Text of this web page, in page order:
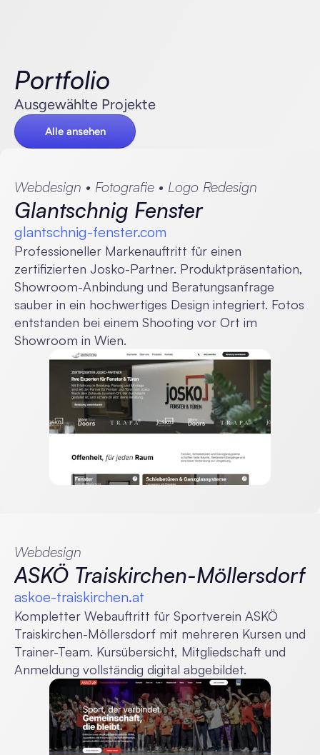
Portfolio
Ausgewählte Projekte
Alle ansehen
Webdesign • Fotografie • Logo Redesign
Glantschnig Fenster
glantschnig-fenster.com
Professioneller Markenauftritt für einen
zertifizierten Josko-Partner. Produktpräsentation,
Showroom-Anbindung und Beratungsanfrage
sauber in ein hochwertiges Design integriert. Fotos
entstanden bei einem Shooting vor Ort im
Showroom in Wien.
Webdesign
ASKÖ Traiskirchen-Möllersdorf
askoe-traiskirchen.at
Kompletter Webauftritt für Sportverein ASKÖ
Traiskirchen-Möllersdorf mit mehreren Kursen und
Trainer-Team. Kursübersicht, Mitgliedschaft und
Anmeldung vollständig digital abgebildet.